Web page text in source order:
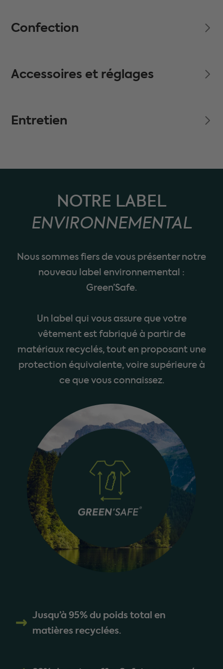
Confection
Accessoires et réglages
Entretien
NOTRE LABEL
ENVIRONNEMENTAL
Nous sommes fiers de vous présenter notre
nouveau label environnemental :
Green’Safe.
Un label qui vous assure que votre
vêtement est fabriqué à partir de
matériaux recyclés, tout en proposant une
protection équivalente, voire supérieure à
ce que vous connaissez.
Jusqu’à 95% du poids total en
matières recyclées.